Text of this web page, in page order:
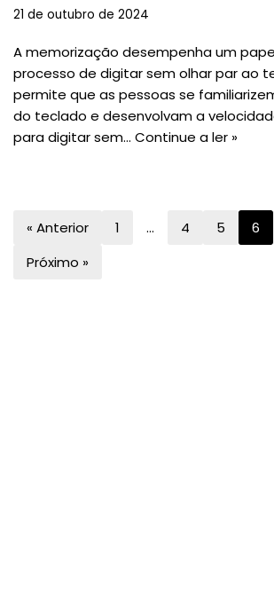
21 de outubro de 2024
A memorização desempenha um
processo de digitar sem olhar par ao
permite que as pessoas se
do teclado e desenvolvam a
para digitar sem… Continue a ler »
« Anterior 1 … 4 5 6
Próximo »